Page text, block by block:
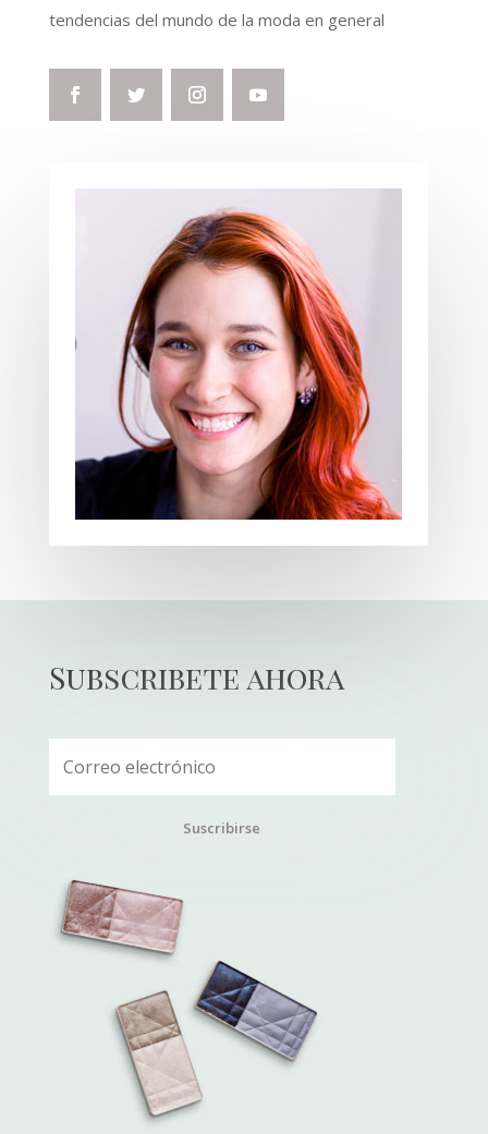
tendencias del mundo de la moda en general
Subscribete ahora
Suscribirse